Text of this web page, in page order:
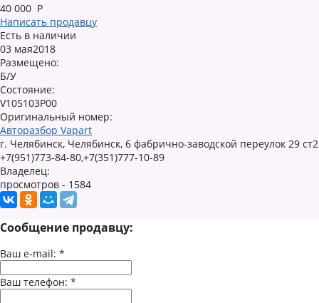
40 000 Р
Написать продавцу
Есть в наличии
03 мая2018
Размещено:
Б/У
Состояние:
V105103P00
Оригинальный номер:
Авторазбор Vapart
г. Челябинск, Челябинск, 6 фабрично-заводской переулок 29 ст2
+7(951)773-84-80,+7(351)777-10-89
Владелец:
просмотров - 1584
Сообщение продавцу:
Ваш e-mail: *
Ваш телефон: *